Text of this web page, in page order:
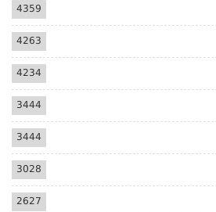
4359
4263
4234
3444
3444
3028
2627